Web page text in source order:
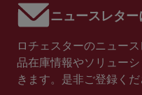
ニュースレタ
ロチェスターのニュー
品在庫情報やソリュー
きます。是非ご登録くだ